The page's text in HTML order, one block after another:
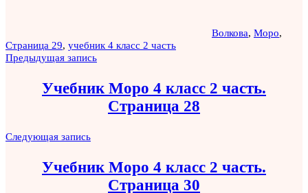
Волкова, Моро,
Страница 29, учебник 4 класс 2 часть
Навигация
записям
Предыдущая запись
Учебник Моро 4 класс 2 часть.
Страница 28
Следующая запись
Учебник Моро 4 класс 2 часть.
Страница 30